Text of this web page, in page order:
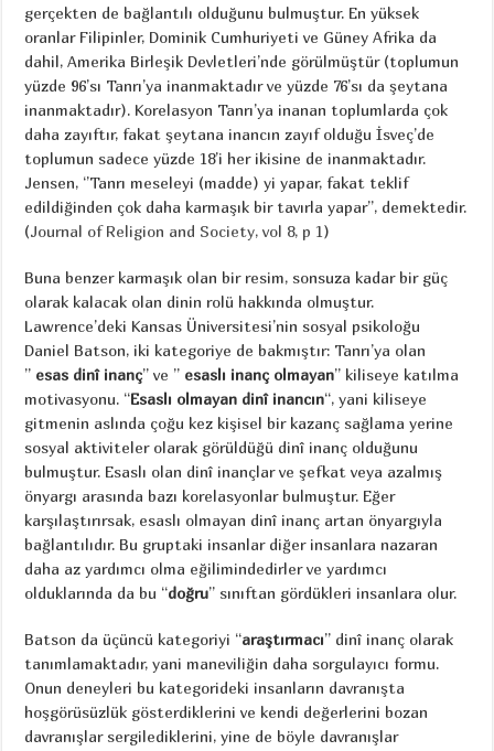
gerçekten de bağlantılı olduğunu bulmuştur. En yüksek
oranlar Filipinler, Dominik Cumhuriyeti ve Güney Afrika da
dahil, Amerika Birleşik Devletleri’nde görülmüştür (toplumun
yüzde 96’sı Tanrı’ya inanmaktadır ve yüzde 76’sı da şeytana
inanmaktadır). Korelasyon Tanrı’ya inanan toplumlarda çok
daha zayıftır, fakat şeytana inancın zayıf olduğu İsveç’de
toplumun sadece yüzde 18’i her ikisine de inanmaktadır.
Jensen, ‘’Tanrı meseleyi (madde) yi yapar, fakat teklif
edildiğinden çok daha karmaşık bir tavırla yapar’’, demektedir.
(Journal of Religion and Society, vol 8, p 1)
Buna benzer karmaşık olan bir resim, sonsuza kadar bir güç
olarak kalacak olan dinin rolü hakkında olmuştur.
Lawrence’deki Kansas Üniversitesi’nin sosyal psikoloğu
Daniel Batson, iki kategoriye de bakmıştır: Tanrı’ya olan
” esas dinî inanç” ve ” esaslı inanç olmayan” kiliseye katılma
motivasyonu. “Esaslı olmayan dinî inancın“, yani kiliseye
gitmenin aslında çoğu kez kişisel bir kazanç sağlama yerine
sosyal aktiviteler olarak görüldüğü dinî inanç olduğunu
bulmuştur. Esaslı olan dinî inançlar ve şefkat veya azalmış
önyargı arasında bazı korelasyonlar bulmuştur. Eğer
karşılaştırırsak, esaslı olmayan dinî inanç artan önyargıyla
bağlantılıdır. Bu gruptaki insanlar diğer insanlara nazaran
daha az yardımcı olma eğilimindedirler ve yardımcı
olduklarında da bu “doğru” sınıftan gördükleri insanlara olur.
Batson da üçüncü kategoriyi “araştırmacı” dinî inanç olarak
tanımlamaktadır, yani maneviliğin daha sorgulayıcı formu.
Onun deneyleri bu kategorideki insanların davranışta
hoşgörüsüzlük gösterdiklerini ve kendi değerlerini bozan
davranışlar sergilediklerini, yine de böyle davranışlar